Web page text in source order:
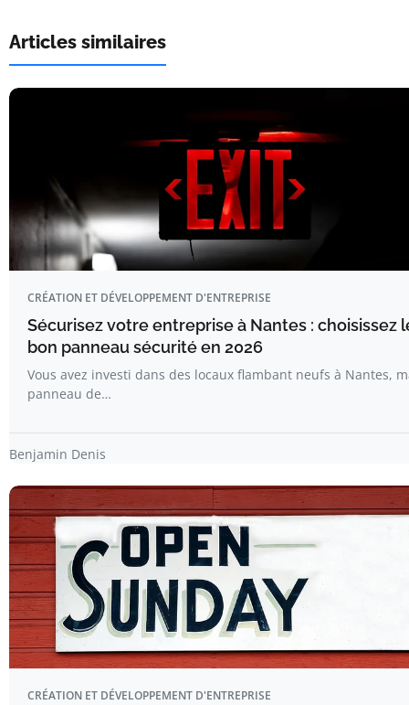
Articles similaires
CRÉATION ET DÉVELOPPEMENT D'ENTREPRISE
Sécurisez votre entreprise à Nantes : choisissez
bon panneau sécurité en 2026
Vous avez investi dans des locaux flambant neufs à Nantes,
panneau de…
Benjamin Denis
CRÉATION ET DÉVELOPPEMENT D'ENTREPRISE